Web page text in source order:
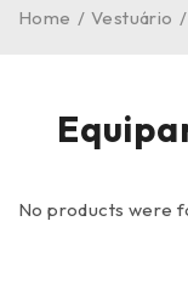
Home / Vestuário /
No products were